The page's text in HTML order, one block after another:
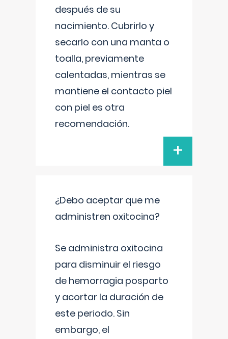
después de su
nacimiento. Cubrirlo y
secarlo con una manta o
toalla, previamente
calentadas, mientras se
mantiene el contacto piel
con piel es otra
recomendación.
+
¿Debo aceptar que me
administren oxitocina?
Se administra oxitocina
para disminuir el riesgo
de hemorragia posparto
y acortar la duración de
este periodo. Sin
embargo, el